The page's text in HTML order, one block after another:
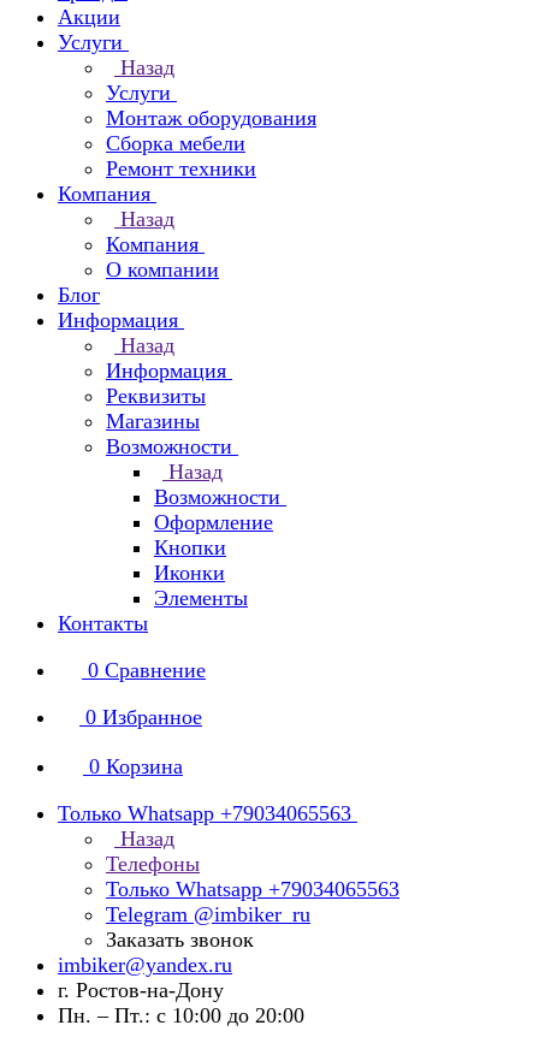
Акции
Услуги
Назад
Услуги
Монтаж оборудования
Сборка мебели
Ремонт техники
Компания
Назад
Компания
О компании
Блог
Информация
Назад
Информация
Реквизиты
Магазины
Возможности
Назад
Возможности
Оформление
Кнопки
Иконки
Элементы
Контакты
0 Сравнение
0 Избранное
0 Корзина
Только Whatsapp +79034065563
Назад
Телефоны
Только Whatsapp +79034065563
Telegram @imbiker_ru
Заказать звонок
imbiker@yandex.ru
г. Ростов-на-Дону
Пн. – Пт.: с 10:00 до 20:00